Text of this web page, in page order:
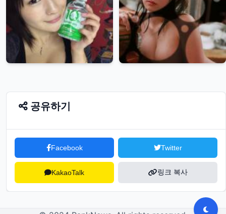
공유하기
Facebook Twitter
KakaoTalk 링크 복사